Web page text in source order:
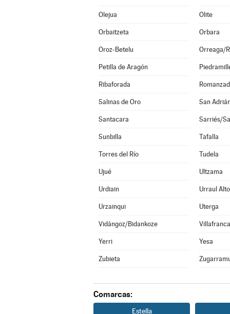
Olejua Olite
Orbaitzeta Orbara
Oroz-Betelu Orreaga/
Petilla de Aragón
Ribaforada
Salinas de Oro San Adrián
Santacara Sarriés/
Sunbilla Tafalla
Torres del Río Tudela
Ujué Ultzama
Urdiain Urraul Alto
Urzainqui Uterga
Vidángoz/Bidankoze Villafranca
Yerri Yesa
Zubieta
Comarcas:
Estella